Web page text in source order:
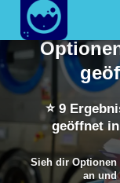
⭐ 9
geöffnet
Sieh dir Optionen
an und